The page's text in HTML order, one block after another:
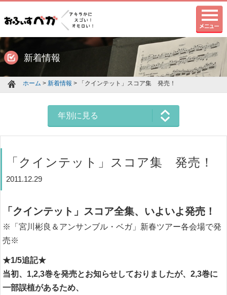
新着情報
ホーム > 新着情報 > 「クインテット」スコア集 発売！
年別に見る
「クインテット」スコア集 発売！
2011.12.29
「クインテット」スコア全集、いよいよ発売！
※「宮川彬良＆アンサンブル・ベガ」新春ツアー各会場で発
売※
★1/5追記★
当初、1,2,3巻を発売とお知らせしておりましたが、2,3巻に
一部誤植があるため、